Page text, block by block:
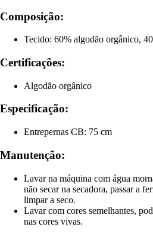
Composição:
Tecido: 60% algodão orgânico,
Certificações:
Algodão orgânico
Especificação:
Entrepernas CB: 75 cm
Manutenção:
Lavar na máquina com água
não secar na secadora, passar a
limpar a seco.
Lavar com cores semelhantes,
nas cores vivas.